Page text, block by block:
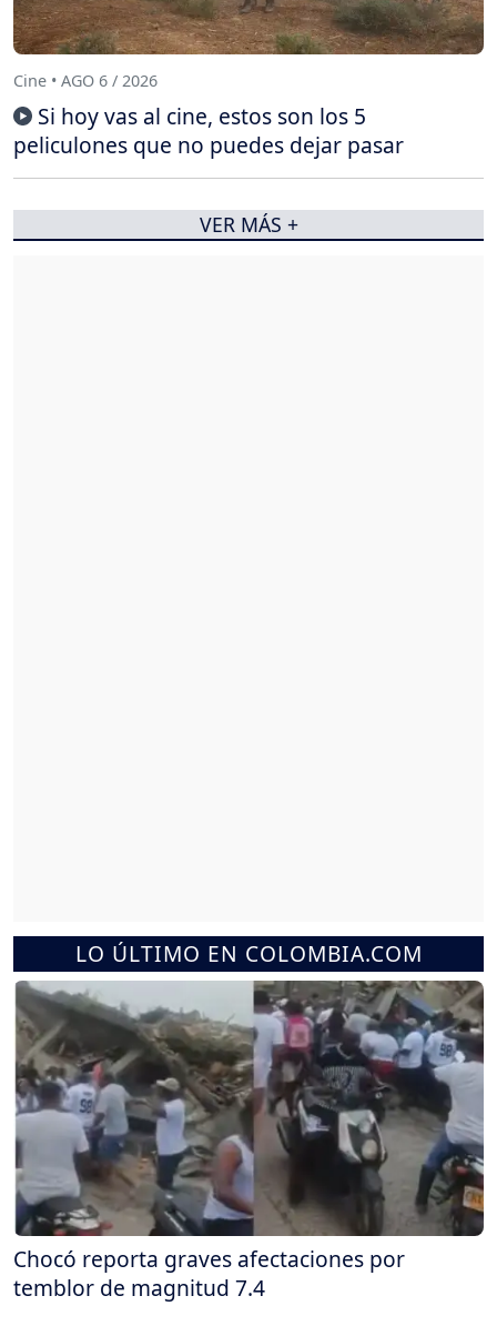
LO ÚLTIMO EN COLOMBIA.COM
Chocó reporta graves afectaciones por
temblor de magnitud 7.4
Cine • AGO 6 / 2026
Si hoy vas al cine, estos son los 5
peliculones que no puedes dejar pasar
VER MÁS +